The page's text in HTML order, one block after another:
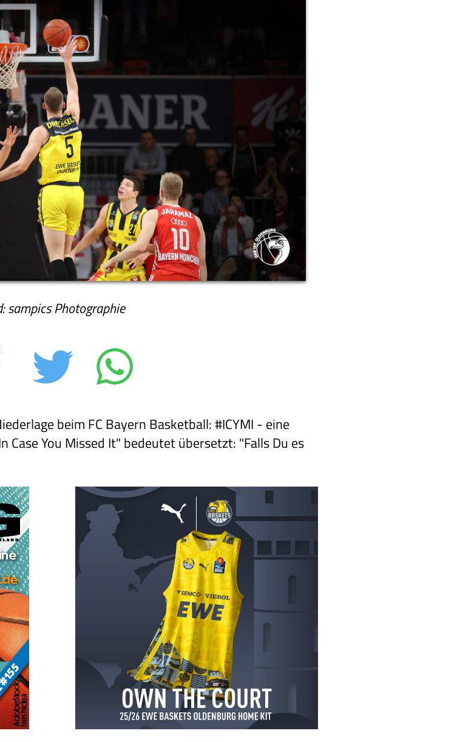
sampics Photographie
beim FC Bayern Basketball: #ICYMI - eine
You Missed It" bedeutet übersetzt: "Falls Du es